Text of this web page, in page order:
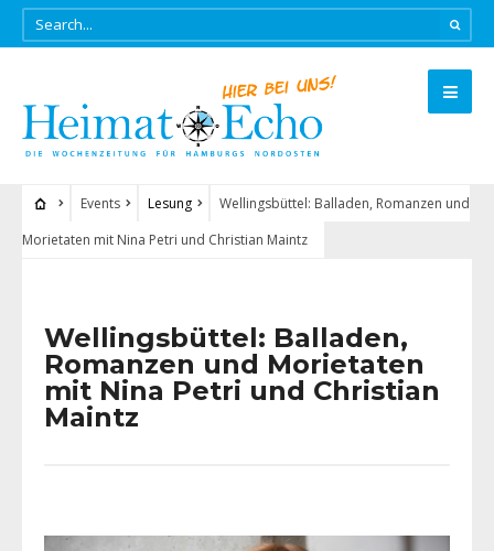
Events Lesung
Wellingsbüttel: Balladen, Romanzen und
Morietaten mit Nina Petri und Christian Maintz
Wellingsbüttel: Balladen,
Romanzen und Morietaten
mit Nina Petri und Christian
Maintz